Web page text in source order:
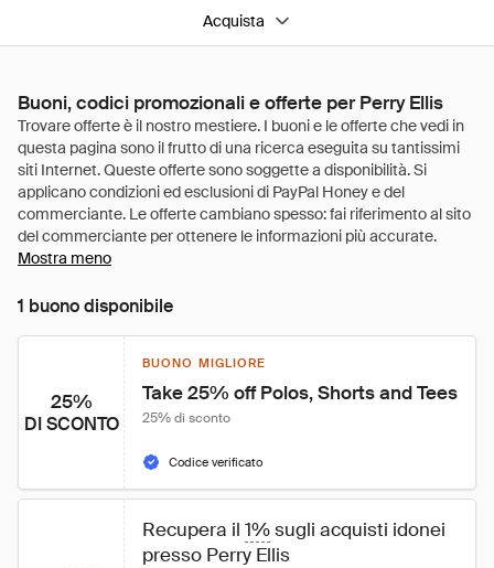
Acquista
Buoni, codici promozionali e offerte per Perry Ellis
Mostra meno
1 buono disponibile
25%
DI SCONTO
BUONO MIGLIORE
Take 25% off Polos, Shorts and Tees
25% di sconto
Codice verificato
Recupera il 1% sugli acquisti idonei
presso Perry Ellis